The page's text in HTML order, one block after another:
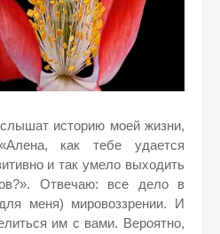
историю моей жизни,
как тебе удается
и так умело выходить
Отвечаю: все дело в
меня) мировоззрении. И
им с вами. Вероятно,